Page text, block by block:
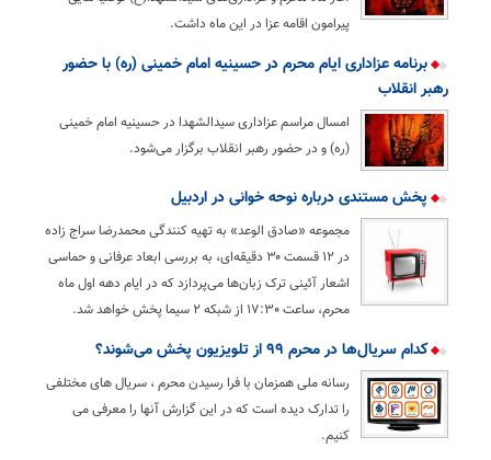
پیرامون اقامه عزا در این ماه داشت.
برنامه عزاداری ایام محرم در حسینیه امام خمینی (ره) با حضور
رهبر انقلاب
امسال مراسم عزاداری سیدالشهدا در حسینیه امام خمینی
(ره) و در حضور رهبر انقلاب برگزار می‌شود.
پخش مستندی درباره نوحه‌ خوانی در اردبیل
مجموعه «صادق الوعد» به تهیه کنندگی محمدرضا سراج زاده
در ۱۲ قسمت ۳۰ دقیقه‌ای، به بررسی ابعاد عرفانی و حماسی
اشعار آئینی ترک زبان‌ها می‌پردازد که در ایام دهه اول ماه
محرم، ساعت ۱۷:٣٠ از شبکه ۲ سیما پخش خواهد شد.
کدام سریال‌ها در محرم ۹۹ از تلویزیون پخش می‌شوند؟
رسانه ملی همزمان با فرا رسيدن محرم‌ ، سریال های مختلفی
را تدارک دیده است که در این گزارش آنها را معرفی می
کنیم.